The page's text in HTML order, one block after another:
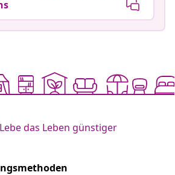
Lebe das Leben günstiger